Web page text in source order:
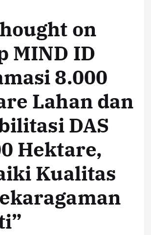
on
MIND ID
8.000
Lahan dan
DAS
Hektare,
Kualitas
”